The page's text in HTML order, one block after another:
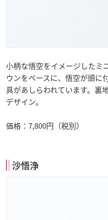
小柄な悟空をイメージしたミ
ウンをベースに、悟空が頭に
具があしらわれています。裏
デザイン。
価格：7,800円（税別）
沙悟浄